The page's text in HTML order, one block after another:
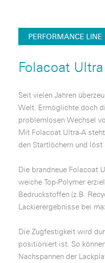
PERFORMANCE LINE
Folacoat
Seit vielen Jahren
Welt. Ermöglichte doch
problemlosen Wechsel
Mit Folacoat Ultra-A
den Startlöchern und löst
Die brandneue Folacoat
weiche Top-Polymer
Bedruckstoffen (z.B.
Lackierergebnisse bei
Die Zugfestigkeit wird
positioniert ist. So
Nachspannen der